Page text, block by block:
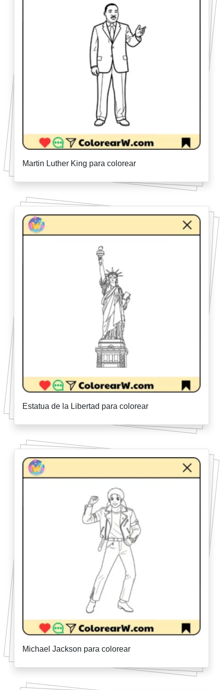
Martin Luther King para colorear
Estatua de la Libertad para colorear
Michael Jackson para colorear